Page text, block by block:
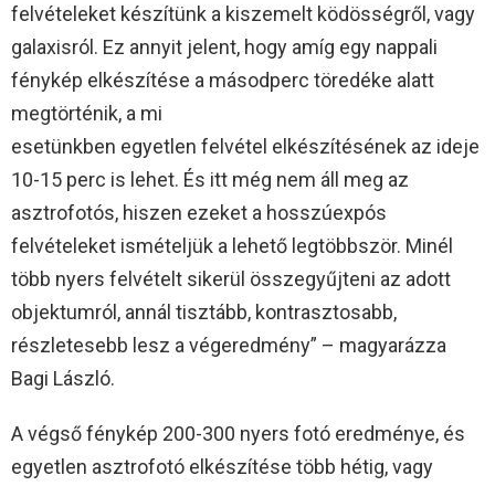
felvételeket készítünk a kiszemelt ködösségről, vagy
galaxisról. Ez annyit jelent, hogy amíg egy nappali
fénykép elkészítése a másodperc töredéke alatt
megtörténik, a mi
esetünkben egyetlen felvétel elkészítésének az ideje
10-15 perc is lehet. És itt még nem áll meg az
asztrofotós, hiszen ezeket a hosszúexpós
felvételeket ismételjük a lehető legtöbbször. Minél
több nyers felvételt sikerül összegyűjteni az adott
objektumról, annál tisztább, kontrasztosabb,
részletesebb lesz a végeredmény” – magyarázza
Bagi László.
A végső fénykép 200-300 nyers fotó eredménye, és
egyetlen asztrofotó elkészítése több hétig, vagy